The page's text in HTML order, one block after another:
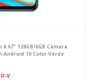
128GB/6GB Cámara
Android 10 Color Verde
V